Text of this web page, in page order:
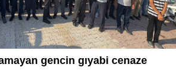
gencin gıyabi cenaze